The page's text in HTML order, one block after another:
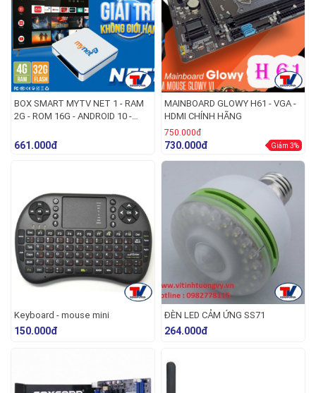
BOX SMART MYTV NET 1 - RAM
2G - ROM 16G - ANDROID 10 -
661.000đ
MAINBOARD GLOWY H61 - VGA -
HDMI CHÍNH HÃNG
750.000đ
730.000đ Giảm 3%
Keyboard - mouse mini
150.000đ
ĐÈN LED CẢM ỨNG SS71
264.000đ